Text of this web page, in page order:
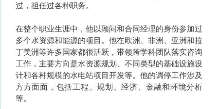
过，担任过各种职务。
在整个职业生涯中，他以顾问和合同经理的身份参加过
多个水资源和能源的项目。他在欧洲、非洲、亚洲和拉
丁美洲等许多国家都很活跃，带领跨学科团队落实咨询
工作，主要方向是水资源规划、不同类型的基础设施设
计和各种规模的水电站项目开发等。他的调停工作涉及
方方面面，包括工程、规划、经济、金融和环境分析
等。